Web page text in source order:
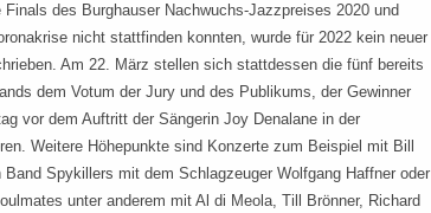
Finals des Burghauser Nachwuchs-Jazzpreises 2020 und
nicht stattfinden konnten, wurde für 2022 kein neuer
Am 22. März stellen sich stattdessen die fünf bereits
dem Votum der Jury und des Publikums, der Gewinner
vor dem Auftritt der Sängerin Joy Denalane in der
Weitere Höhepunkte sind Konzerte zum Beispiel mit Bill
Band Spykillers mit dem Schlagzeuger Wolfgang Haffner oder
unter anderem mit Al di Meola, Till Brönner, Richard